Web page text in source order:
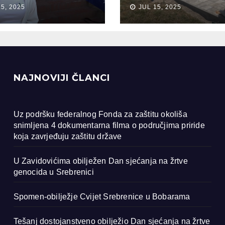
u
2025 JUL 15, 2025
NAJNOVIJI ČLANCI
Uz podršku federalnog Fonda za zaštitu okoliša
snimljena 4 dokumentarna filma o područjima priride
koja zavrjeđuju zaštitu države
U Zavidovićima obilježen Dan sjećanja na žrtve
genocida u Srebrenici
Spomen-obilježje Cvijet Srebrenice u Bobarama
Tešanj dostojanstveno obilježio Dan sjećanja na žrtve